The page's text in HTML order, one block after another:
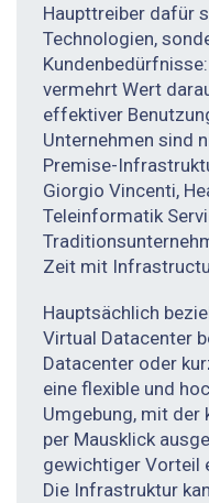
Haupttreiber dafür
Technologien,
vermehrt Wert
effektiver
Unternehmen sind
Premise-
Giorgio Vincenti,
Teleinformatik
Zeit mit
Hauptsächlich
Virtual Datacenter
Datacenter oder
eine flexible und
Umgebung, mit
per Mausklick
gewichtiger Vorteil
Die Infrastruktur